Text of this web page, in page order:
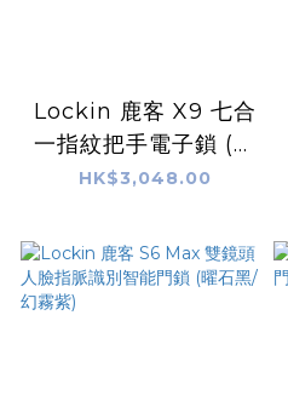
Lockin 鹿客 X9 七合
一指紋把手電子鎖 (黑
色)
HK$3,048.00